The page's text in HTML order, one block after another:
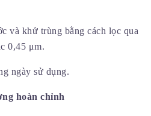
và khử trùng bằng cách lọc qua
0,45 μm.
ngày sử dụng.
hoàn chỉnh